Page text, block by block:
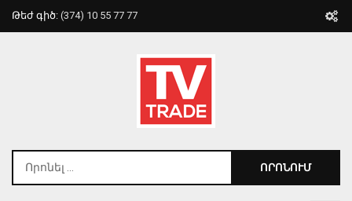
Թեժ գիծ: (374) 10 55 77 77
ՈՐՈՆՈՒՄ